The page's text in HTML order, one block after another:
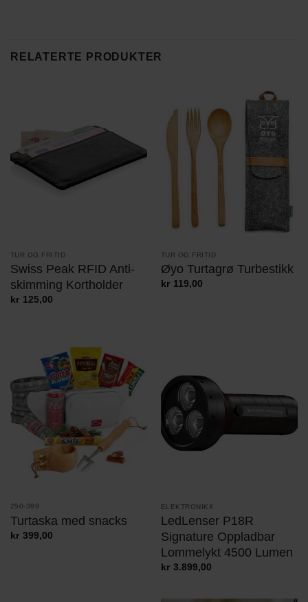
RELATERTE PRODUKTER
TUR OG FRITID
Swiss Peak RFID Anti-
skimming Kortholder
kr 125,00
TUR OG FRITID
Øyo Turtagrø Turbestikk
kr 119,00
250-399
Turtaska med snacks
kr 399,00
ELEKTRONIKK
LedLenser P18R
Signature Oppladbar
Lommelykt 4500 Lumen
kr 3.899,00